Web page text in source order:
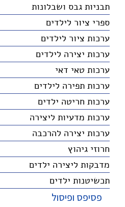
תבניות גבס ושבלונות
ספרי ציור לילדים
ערכות ציור לילדים
ערכות יצירה לילדים
ערכות טאי דאי
ערכות תפירה לילדים
ערכות חריטה ילדים
ערכות מדעיות ליצירה
ערכות יצירה להרכבה
חרוזי גיהוץ
מדבקות ליצירה ילדים
תכשיטנות ילדים
פסיפס ופיסול